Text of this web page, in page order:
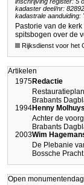
kadaster deel/nr:
kadastrale
Pastorie van de
spitsbogen over de
Rijksdienst voor het
Artikelen
1975Redactie
Brabants
1994Henny
Achter de
Brabants
2003Wim
De Plebanie
Bossche
Open monumentendag